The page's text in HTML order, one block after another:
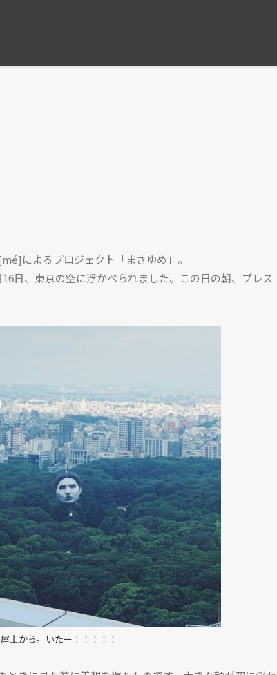
によるプロジェクト「まさゆめ」。
日、東京の空に浮かべられました。この日の朝、プレス
上から。いたー！！！！！